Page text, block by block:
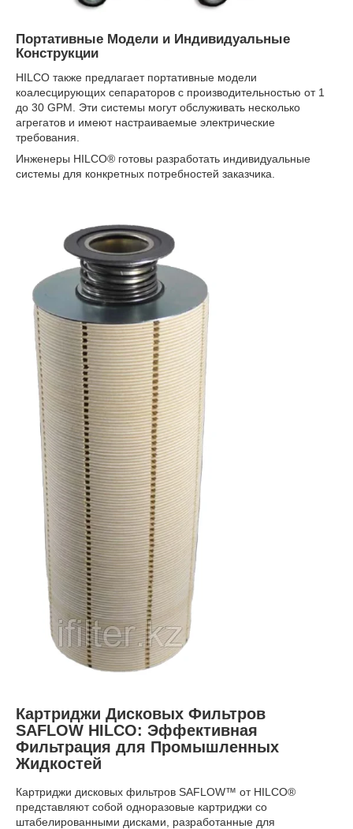
Портативные Модели и Индивидуальные
Конструкции
HILCO также предлагает портативные модели
коалесцирующих сепараторов с производительностью от 1
до 30 GPM. Эти системы могут обслуживать несколько
агрегатов и имеют настраиваемые электрические
требования.
Инженеры HILCO® готовы разработать индивидуальные
системы для конкретных потребностей заказчика.
Картриджи Дисковых Фильтров
SAFLOW HILCO: Эффективная
Фильтрация для Промышленных
Жидкостей
Картриджи дисковых фильтров SAFLOW™ от HILCO®
представляют собой одноразовые картриджи со
штабелированными дисками, разработанные для